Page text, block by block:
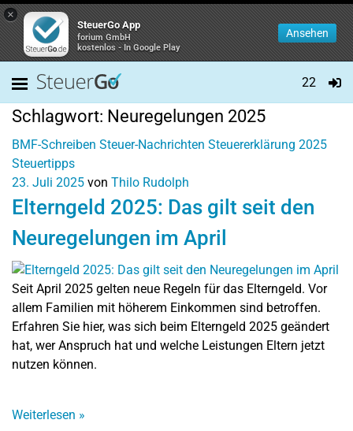
×
SteuerGo App
forium GmbH
kostenlos - In Google Play
Ansehen
22
Schlagwort: Neuregelungen 2025
BMF-Schreiben Steuer-Nachrichten Steuererklärung 2025
Steuertipps
23. Juli 2025 von Thilo Rudolph
Elterngeld 2025: Das gilt seit den
Neuregelungen im April
Seit April 2025 gelten neue Regeln für das Elterngeld. Vor
allem Familien mit höherem Einkommen sind betroffen.
Erfahren Sie hier, was sich beim Elterngeld 2025 geändert
hat, wer Anspruch hat und welche Leistungen Eltern jetzt
nutzen können.
Weiterlesen »